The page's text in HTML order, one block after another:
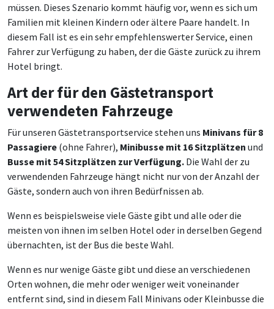
müssen. Dieses Szenario kommt häufig vor, wenn es sich um
Familien mit kleinen Kindern oder ältere Paare handelt. In
diesem Fall ist es ein sehr empfehlenswerter Service, einen
Fahrer zur Verfügung zu haben, der die Gäste zurück zu ihrem
Hotel bringt.
Art der für den Gästetransport
verwendeten Fahrzeuge
Für unseren Gästetransportservice stehen uns Minivans für 8
Passagiere (ohne Fahrer), Minibusse mit 16 Sitzplätzen und
Busse mit 54 Sitzplätzen zur Verfügung. Die Wahl der zu
verwendenden Fahrzeuge hängt nicht nur von der Anzahl der
Gäste, sondern auch von ihren Bedürfnissen ab.
Wenn es beispielsweise viele Gäste gibt und alle oder die
meisten von ihnen im selben Hotel oder in derselben Gegend
übernachten, ist der Bus die beste Wahl.
Wenn es nur wenige Gäste gibt und diese an verschiedenen
Orten wohnen, die mehr oder weniger weit voneinander
entfernt sind, sind in diesem Fall Minivans oder Kleinbusse die